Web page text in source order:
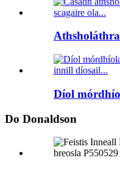
Díol
Do Donaldson